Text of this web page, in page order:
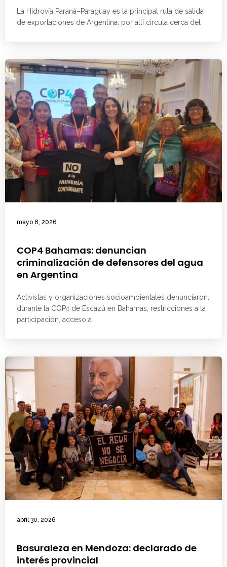
La Hidrovía Paraná–Paraguay es la principal ruta de salida
de exportaciones de Argentina: por allí circula cerca del
mayo 8, 2026
COP4 Bahamas: denuncian
criminalización de defensores del agua
en Argentina
Activistas y organizaciones socioambientales denunciaron,
durante la COP4 de Escazú en Bahamas, restricciones a la
participación, acceso a
abril 30, 2026
Basuraleza en Mendoza: declarado de
interés provincial